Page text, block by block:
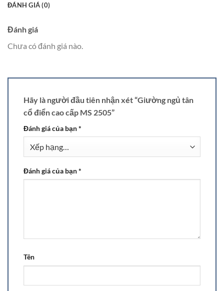
ĐÁNH GIÁ (0)
Đánh giá
Chưa có đánh giá nào.
Hãy là người đầu tiên nhận xét “Giường ngủ tân
cổ điển cao cấp MS 2505”
Đánh giá của bạn*
Đánh giá của bạn*
Tên